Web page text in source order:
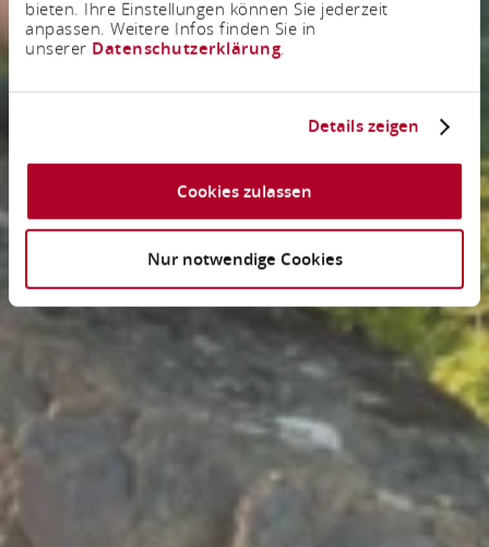
bieten. Ihre Einstellungen können Sie jederzeit
anpassen. Weitere Infos finden Sie in
unserer Datenschutzerklärung.
Details zeigen
Cookies zulassen
Nur notwendige Cookies